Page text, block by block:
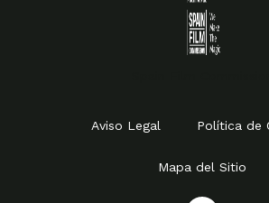
Aviso Legal Política de
Mapa del Sitio